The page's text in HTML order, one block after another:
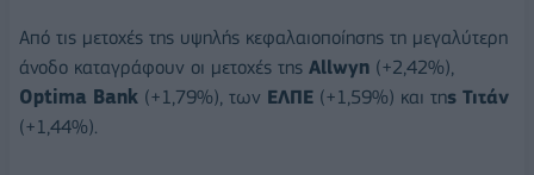
Από τις μετοχές της υψηλής κεφαλαιοποίησης τη μεγαλύτερη
άνοδο καταγράφουν οι μετοχές της Allwyn (+2,42%),
Optima Bank (+1,79%), των ΕΛΠΕ (+1,59%) και της Τιτάν
(+1,44%).